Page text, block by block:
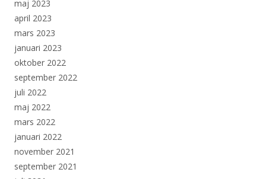
maj 2023
april 2023
mars 2023
januari 2023
oktober 2022
september 2022
juli 2022
maj 2022
mars 2022
januari 2022
november 2021
september 2021